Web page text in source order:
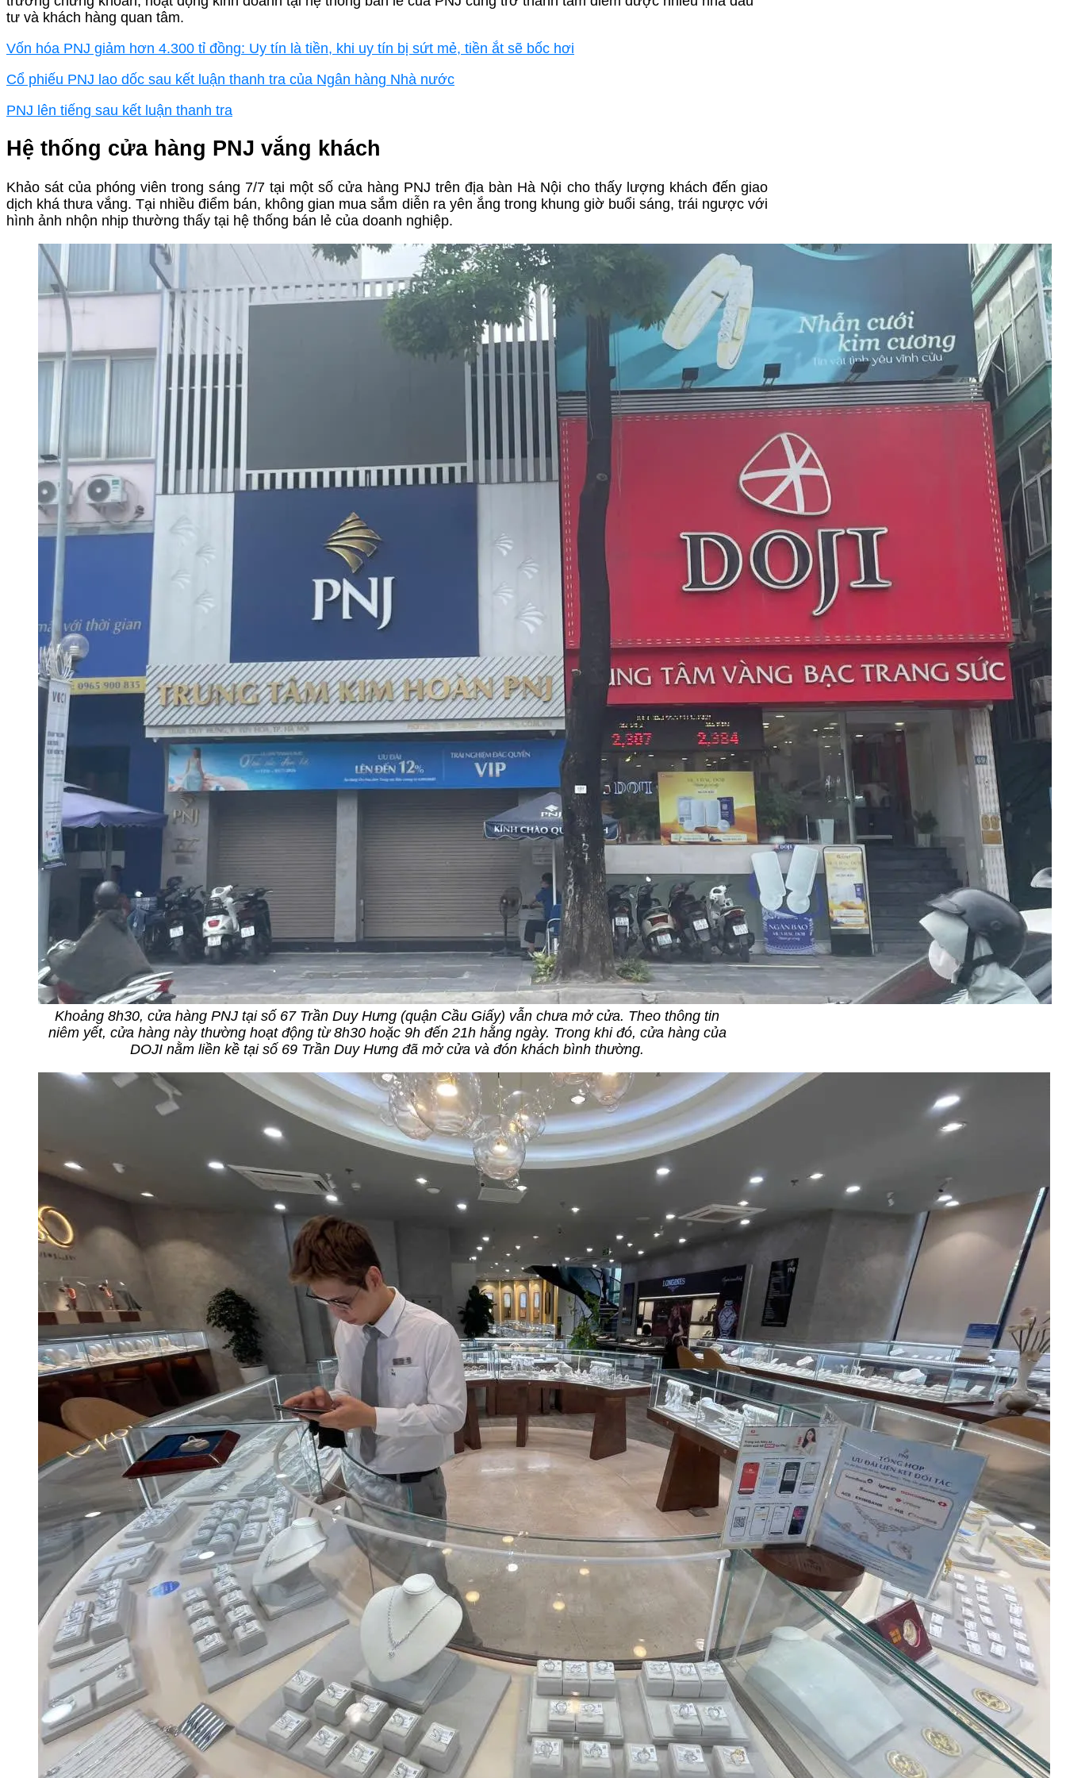
tư và khách hàng quan tâm.
Vốn hóa PNJ giảm hơn 4.300 tỉ đồng: Uy tín là tiền, khi uy tín bị sứt mẻ, tiền ắt sẽ bốc hơi
Cổ phiếu PNJ lao dốc sau kết luận thanh tra của Ngân hàng Nhà nước
PNJ lên tiếng sau kết luận thanh tra
Hệ thống cửa hàng PNJ vắng khách
Khảo sát của phóng viên trong sáng 7/7 tại một số cửa hàng PNJ trên địa bàn Hà Nội cho thấy lượng khách đến giao
dịch khá thưa vắng. Tại nhiều điểm bán, không gian mua sắm diễn ra yên ắng trong khung giờ buổi sáng, trái ngược với
hình ảnh nhộn nhịp thường thấy tại hệ thống bán lẻ của doanh nghiệp.
Khoảng 8h30, cửa hàng PNJ tại số 67 Trần Duy Hưng (quận Cầu Giấy) vẫn chưa mở cửa. Theo thông tin
niêm yết, cửa hàng này thường hoạt động từ 8h30 hoặc 9h đến 21h hằng ngày. Trong khi đó, cửa hàng của
DOJI nằm liền kề tại số 69 Trần Duy Hưng đã mở cửa và đón khách bình thường.